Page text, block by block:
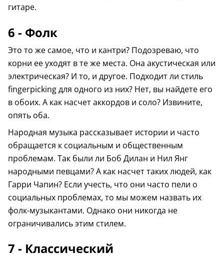
гитаре.
6 - Фолк
Это то же самое, что и кантри? Подозреваю, что
корни ее уходят в те же места. Она акустическая или
электрическая? И то, и другое. Подходит ли стиль
fingerpicking для одного из них? Нет, вы найдете его
в обоих. А как насчет аккордов и соло? Извините,
опять оба.
Народная музыка рассказывает истории и часто
обращается к социальным и общественным
проблемам. Так были ли Боб Дилан и Нил Янг
народными певцами? А как насчет таких людей, как
Гарри Чапин? Если учесть, что они часто пели о
социальных проблемах, то мы можем назвать их
фолк-музыкантами. Однако они никогда не
ограничивались этим стилем.
7 - Классический